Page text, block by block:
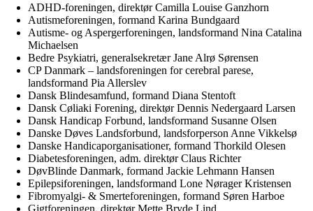
ADHD-foreningen, direktør Camilla Louise Ganzhorn
Autismeforeningen, formand Karina Bundgaard
Autisme- og Aspergerforeningen, landsformand Nina Catalina
Michaelsen
Bedre Psykiatri, generalsekretær Jane Alrø Sørensen
CP Danmark – landsforeningen for cerebral parese,
landsformand Pia Allerslev
Dansk Blindesamfund, formand Diana Stentoft
Dansk Cøliaki Forening, direktør Dennis Nedergaard Larsen
Dansk Handicap Forbund, landsformand Susanne Olsen
Danske Døves Landsforbund, landsforperson Anne Vikkelsø
Danske Handicaporganisationer, formand Thorkild Olesen
Diabetesforeningen, adm. direktør Claus Richter
DøvBlinde Danmark, formand Jackie Lehmann Hansen
Epilepsiforeningen, landsformand Lone Nørager Kristensen
Fibromyalgi- & Smerteforeningen, formand Søren Harboe
Gigtforeningen, direktør Mette Bryde Lind